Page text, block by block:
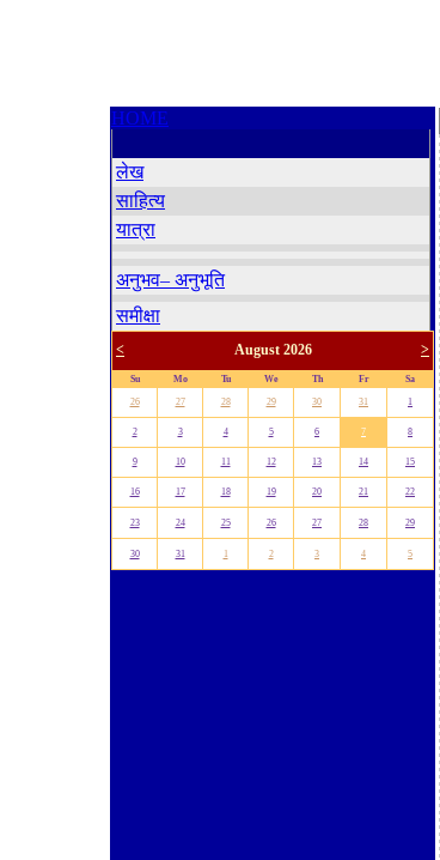
HOME
लेख
साहित्य
यात्रा
अनुभव– अनुभूति
समीक्षा
< August 2026 >
Su Mo Tu We Th Fr Sa
26 27 28 29 30 31 1
2 3 4 5 6 7 8
9 10 11 12 13 14 15
16 17 18 19 20 21 22
23 24 25 26 27 28 29
30 31 1 2 3 4 5